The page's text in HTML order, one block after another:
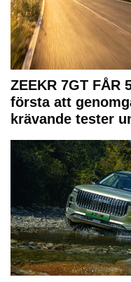
ZEEKR 7GT
första att
krävande tester